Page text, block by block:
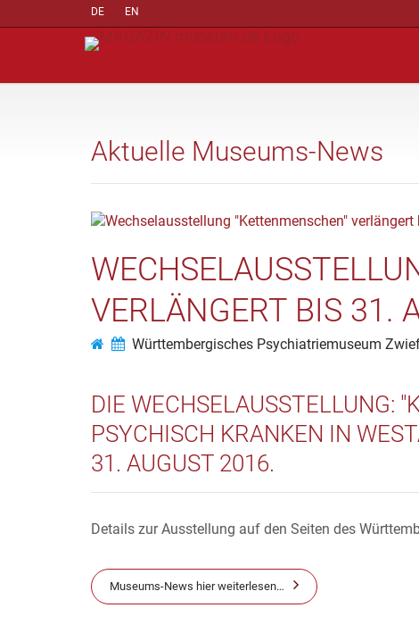
DE EN
Aktuelle Museums-News
VERLÄNGERT BIS 31.
Württembergisches Psychiatriemuseum
DIE WECHSELAUSSTELLUNG:
PSYCHISCH KRANKEN IN
31. AUGUST 2016.
Details zur Ausstellung auf den Seiten des
Museums-News hier weiterlesen…